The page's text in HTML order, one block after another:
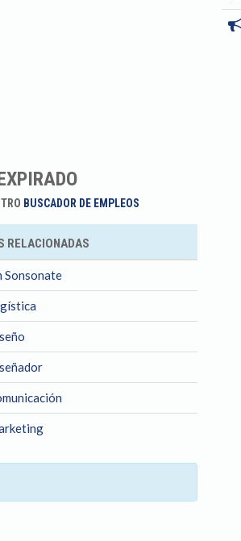
BUSCADOR DE EMPLEOS
RELACIONADAS
Sonsonate